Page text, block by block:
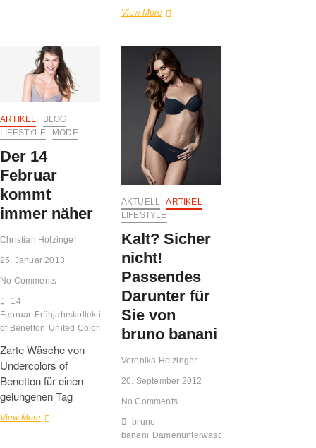
View MoreDer
kommen
–
Mode
für
Ihn
von
Jockey
ARTIKEL
BLOG
LIFESTYLE
MODE
Der 14
Februar
kommt
immer näher
Christian Holzinger
25. Januar 2013
No Comments
14
Februar Frühjahrskollektion Geschenk Mode
of Benetton United Colors of Benetton Unterwäsche Valentin
Zarte Wäsche von
Undercolors of
Benetton für einen
gelungenen Tag
View MoreDer
AKTUELL
ARTIKEL
LIFESTYLE
Kalt? Sicher
nicht!
Passendes
Darunter für
Sie von
bruno banani
Veronika Holzinger
20. September 2012
No Comments
bruno
banani Damenunterwäsche